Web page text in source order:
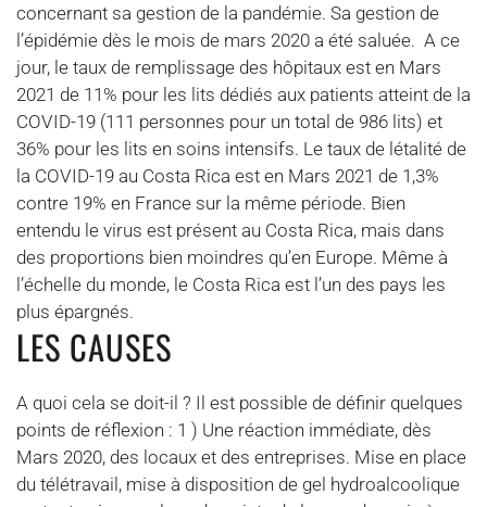
concernant sa gestion de la pandémie. Sa gestion de
l’épidémie dès le mois de mars 2020 a été saluée. A ce
jour, le taux de remplissage des hôpitaux est en Mars
2021 de 11% pour les lits dédiés aux patients atteint de la
COVID-19 (111 personnes pour un total de 986 lits) et
36% pour les lits en soins intensifs. Le taux de létalité de
la COVID-19 au Costa Rica est en Mars 2021 de 1,3%
contre 19% en France sur la même période. Bien
entendu le virus est présent au Costa Rica, mais dans
des proportions bien moindres qu’en Europe. Même à
l’échelle du monde, le Costa Rica est l’un des pays les
plus épargnés.
LES CAUSES
A quoi cela se doit-il ? Il est possible de définir quelques
points de réflexion : 1 ) Une réaction immédiate, dès
Mars 2020, des locaux et des entreprises. Mise en place
du télétravail, mise à disposition de gel hydroalcoolique